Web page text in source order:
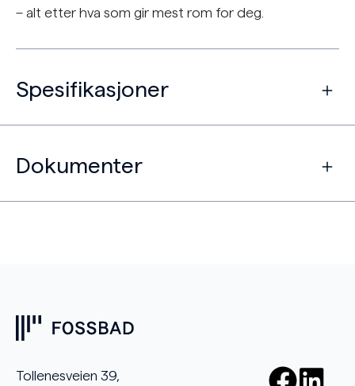
– alt etter hva som gir mest rom for deg.
Spesifikasjoner
Dokumenter
Tollenesveien 39,